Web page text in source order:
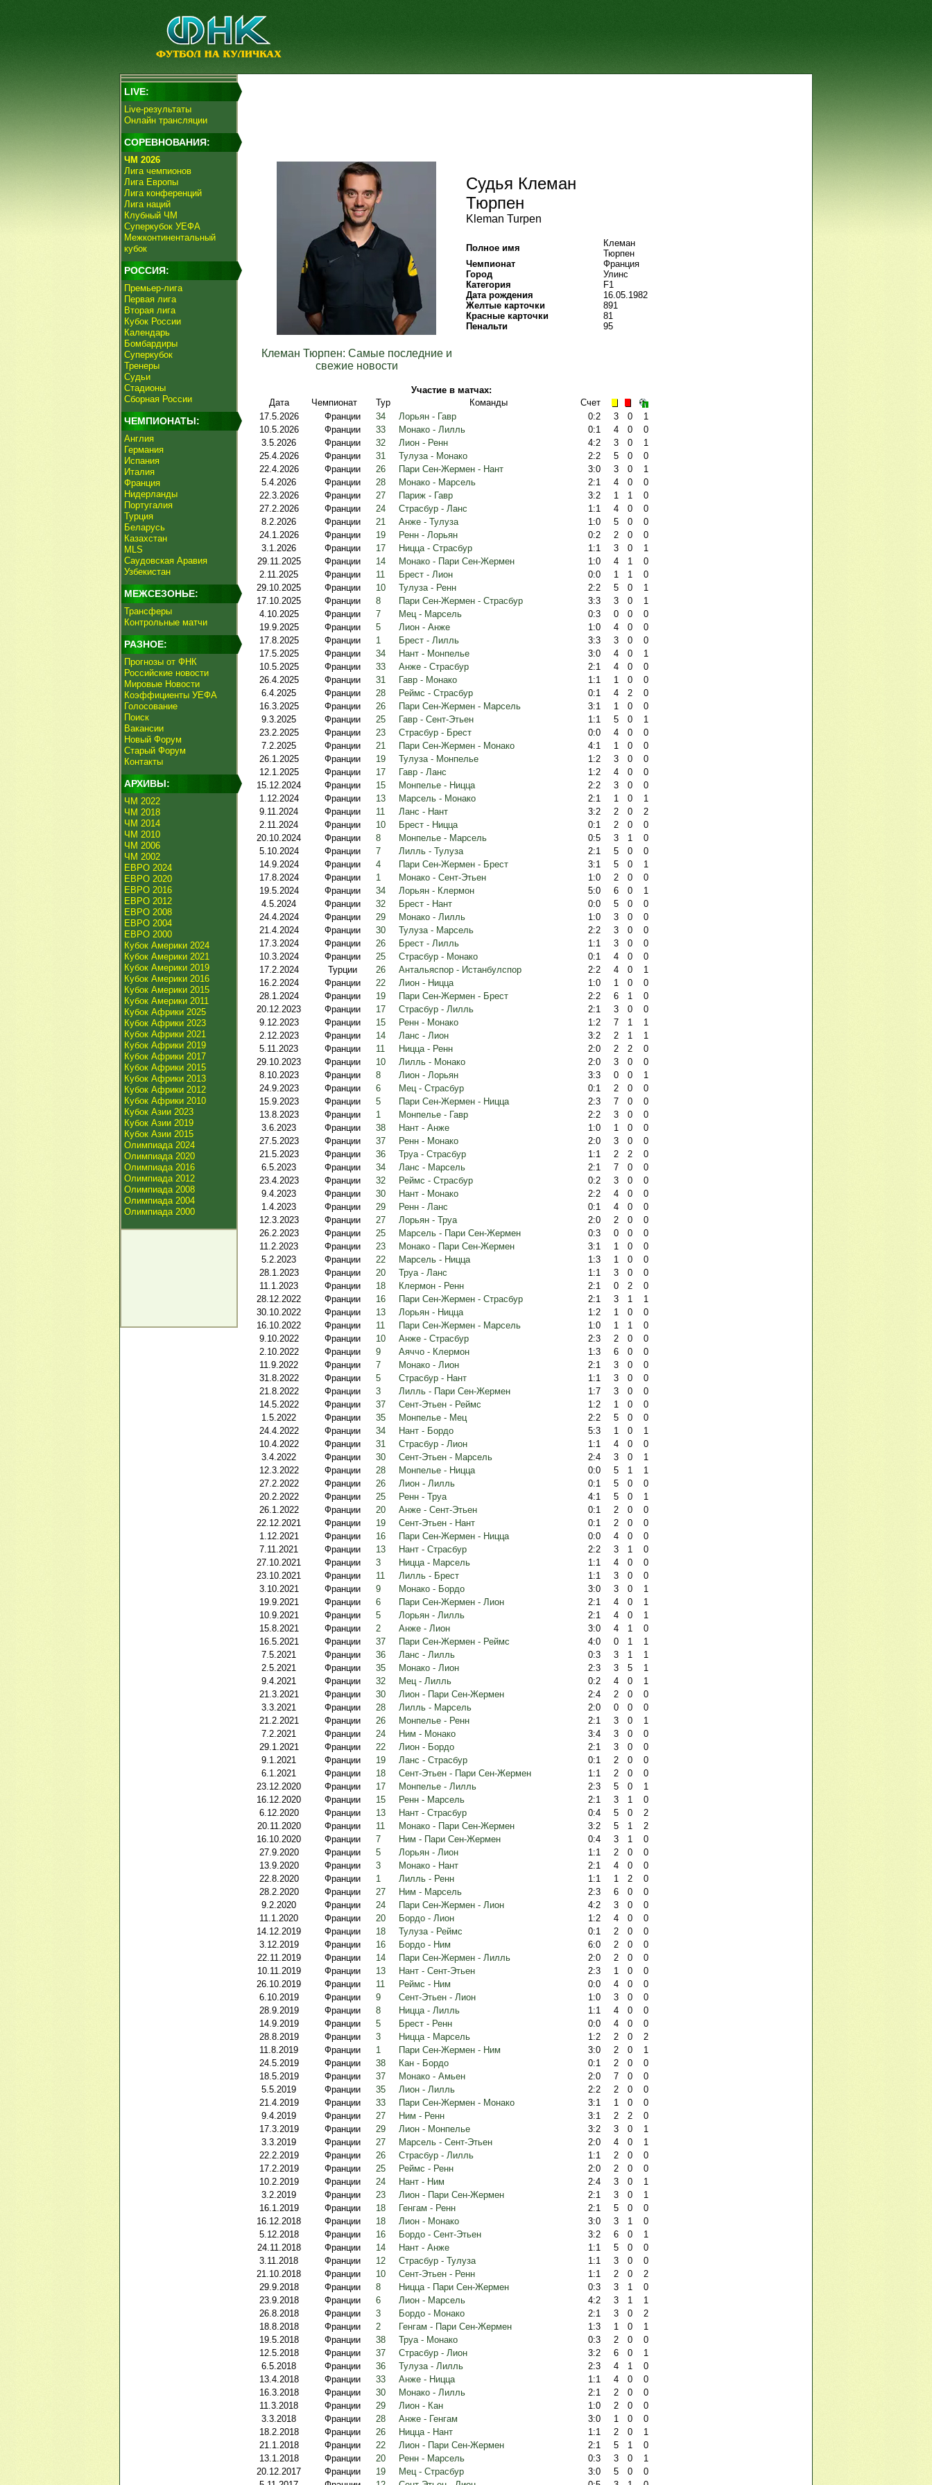
LIVE:
Live-результаты
Онлайн трансляции
СОРЕВНОВАНИЯ:
ЧМ 2026
Лига чемпионов
Лига Европы
Лига конференций
Лига наций
Клубный ЧМ
Суперкубок УЕФА
Межконтинентальный
кубок
РОССИЯ:
Премьер-лига
Первая лига
Вторая лига
Кубок России
Календарь
Бомбардиры
Суперкубок
Тренеры
Судьи
Стадионы
Сборная России
ЧЕМПИОНАТЫ:
Англия
Германия
Испания
Италия
Франция
Нидерланды
Португалия
Турция
Беларусь
Казахстан
MLS
Саудовская Аравия
Узбекистан
МЕЖСЕЗОНЬЕ:
Трансферы
Контрольные матчи
РАЗНОЕ:
Прогнозы от ФНК
Российские новости
Мировые Новости
Коэффициенты УЕФА
Голосование
Поиск
Вакансии
Новый Форум
Старый Форум
Контакты
АРХИВЫ:
ЧМ 2022
ЧМ 2018
ЧМ 2014
ЧМ 2010
ЧМ 2006
ЧМ 2002
ЕВРО 2024
ЕВРО 2020
ЕВРО 2016
ЕВРО 2012
ЕВРО 2008
ЕВРО 2004
ЕВРО 2000
Кубок Америки 2024
Кубок Америки 2021
Кубок Америки 2019
Кубок Америки 2016
Кубок Америки 2015
Кубок Америки 2011
Кубок Африки 2025
Кубок Африки 2023
Кубок Африки 2021
Кубок Африки 2019
Кубок Африки 2017
Кубок Африки 2015
Кубок Африки 2013
Кубок Африки 2012
Кубок Африки 2010
Кубок Азии 2023
Кубок Азии 2019
Кубок Азии 2015
Олимпиада 2024
Олимпиада 2020
Олимпиада 2016
Олимпиада 2012
Олимпиада 2008
Олимпиада 2004
Олимпиада 2000
Клеман Тюрпен: Самые последние и
свежие новости
Судья Клеман
Тюрпен
Kleman Turpen
Полное имя
Клеман
Тюрпен
Чемпионат
Франция
Город
Улинс
Категория
F1
Дата рождения
16.05.1982
Желтые карточки
891
Красные карточки
81
Пенальти
95
Участие в матчах:
Дата
Чемпионат Тур Команды
Счет
17.5.2026
Франции 34 Лорьян - Гавр 0:2 3 0
1
10.5.2026
Франции 33 Монако - Лилль 0:1 4 0
0
3.5.2026
Франции 32 Лион - Ренн 4:2 3 0
1
25.4.2026
Франции 31 Тулуза - Монако 2:2 5 0
0
22.4.2026
Франции 26 Пари Сен-Жермен - Нант 3:0 3 0
1
5.4.2026
Франции 28 Монако - Марсель 2:1 4 0
0
22.3.2026
Франции 27 Париж - Гавр 3:2 1 1
0
27.2.2026
Франции 24 Страсбур - Ланс 1:1 4 0
0
8.2.2026
Франции 21 Анже - Тулуза 1:0 5 0
0
24.1.2026
Франции 19 Ренн - Лорьян 0:2 2 0
0
3.1.2026
Франции 17 Ницца - Страсбур 1:1 3 0
1
29.11.2025
Франции 14 Монако - Пари Сен-Жермен 1:0 4 1
0
2.11.2025
Франции 11 Брест - Лион 0:0 1 1
0
29.10.2025
Франции 10 Тулуза - Ренн 2:2 5 0
1
17.10.2025
Франции 8 Пари Сен-Жермен - Страсбур 3:3 3 0
1
4.10.2025
Франции 7 Мец - Марсель 0:3 0 0
0
19.9.2025
Франции 5 Лион - Анже 1:0 4 0
0
17.8.2025
Франции 1 Брест - Лилль 3:3 3 0
0
17.5.2025
Франции 34 Нант - Монпелье 3:0 4 0
1
10.5.2025
Франции 33 Анже - Страсбур 2:1 4 0
0
26.4.2025
Франции 31 Гавр - Монако 1:1 1 0
0
6.4.2025
Франции 28 Реймс - Страсбур 0:1 4 2
0
16.3.2025
Франции 26 Пари Сен-Жермен - Марсель 3:1 1 0
0
9.3.2025
Франции 25 Гавр - Сент-Этьен 1:1 5 0
1
23.2.2025
Франции 23 Страсбур - Брест 0:0 4 0
0
7.2.2025
Франции 21 Пари Сен-Жермен - Монако 4:1 1 0
0
26.1.2025
Франции 19 Тулуза - Монпелье 1:2 3 0
0
12.1.2025
Франции 17 Гавр - Ланс 1:2 4 0
0
15.12.2024
Франции 15 Монпелье - Ницца 2:2 3 0
0
1.12.2024
Франции 13 Марсель - Монако 2:1 1 0
1
9.11.2024
Франции 11 Ланс - Нант 3:2 2 0
2
2.11.2024
Франции 10 Брест - Ницца 0:1 2 0
0
20.10.2024
Франции 8 Монпелье - Марсель 0:5 3 1
0
5.10.2024
Франции 7 Лилль - Тулуза 2:1 5 0
0
14.9.2024
Франции 4 Пари Сен-Жермен - Брест 3:1 5 0
1
17.8.2024
Франции 1 Монако - Сент-Этьен 1:0 2 0
0
19.5.2024
Франции 34 Лорьян - Клермон 5:0 6 0
1
4.5.2024
Франции 32 Брест - Нант 0:0 5 0
0
24.4.2024
Франции 29 Монако - Лилль 1:0 3 0
0
21.4.2024
Франции 30 Тулуза - Марсель 2:2 3 0
0
17.3.2024
Франции 26 Брест - Лилль 1:1 3 0
0
10.3.2024
Франции 25 Страсбур - Монако 0:1 4 0
0
17.2.2024
Турции 26 Антальяспор - Истанбулспор 2:2 4 0
1
16.2.2024
Франции 22 Лион - Ницца 1:0 1 0
0
28.1.2024
Франции 19 Пари Сен-Жермен - Брест 2:2 6 1
0
20.12.2023
Франции 17 Страсбур - Лилль 2:1 3 0
0
9.12.2023
Франции 15 Ренн - Монако 1:2 7 1
1
2.12.2023
Франции 14 Ланс - Лион 3:2 2 1
1
5.11.2023
Франции 11 Ницца - Ренн 2:0 2 2
0
29.10.2023
Франции 10 Лилль - Монако 2:0 3 0
0
8.10.2023
Франции 8 Лион - Лорьян 3:3 0 0
1
24.9.2023
Франции 6 Мец - Страсбур 0:1 2 0
0
15.9.2023
Франции 5 Пари Сен-Жермен - Ницца 2:3 7 0
0
13.8.2023
Франции 1 Монпелье - Гавр 2:2 3 0
0
3.6.2023
Франции 38 Нант - Анже 1:0 1 0
0
27.5.2023
Франции 37 Ренн - Монако 2:0 3 0
0
21.5.2023
Франции 36 Труа - Страсбур 1:1 2 2
0
6.5.2023
Франции 34 Ланс - Марсель 2:1 7 0
0
23.4.2023
Франции 32 Реймс - Страсбур 0:2 3 0
0
9.4.2023
Франции 30 Нант - Монако 2:2 4 0
0
1.4.2023
Франции 29 Ренн - Ланс 0:1 4 0
0
12.3.2023
Франции 27 Лорьян - Труа 2:0 2 0
0
26.2.2023
Франции 25 Марсель - Пари Сен-Жермен 0:3 0 0
0
11.2.2023
Франции 23 Монако - Пари Сен-Жермен 3:1 1 0
0
5.2.2023
Франции 22 Марсель - Ницца 1:3 1 0
0
28.1.2023
Франции 20 Труа - Ланс 1:1 3 0
0
11.1.2023
Франции 18 Клермон - Ренн 2:1 0 2
0
28.12.2022
Франции 16 Пари Сен-Жермен - Страсбур 2:1 3 1
1
30.10.2022
Франции 13 Лорьян - Ницца 1:2 1 0
0
16.10.2022
Франции 11 Пари Сен-Жермен - Марсель 1:0 1 1
0
9.10.2022
Франции 10 Анже - Страсбур 2:3 2 0
0
2.10.2022
Франции 9 Аяччо - Клермон 1:3 6 0
0
11.9.2022
Франции 7 Монако - Лион 2:1 3 0
0
31.8.2022
Франции 5 Страсбур - Нант 1:1 3 0
0
21.8.2022
Франции 3 Лилль - Пари Сен-Жермен 1:7 3 0
0
14.5.2022
Франции 37 Сент-Этьен - Реймс 1:2 1 0
0
1.5.2022
Франции 35 Монпелье - Мец 2:2 5 0
0
24.4.2022
Франции 34 Нант - Бордо 5:3 1 0
1
10.4.2022
Франции 31 Страсбур - Лион 1:1 4 0
0
3.4.2022
Франции 30 Сент-Этьен - Марсель 2:4 3 0
1
12.3.2022
Франции 28 Монпелье - Ницца 0:0 5 1
1
27.2.2022
Франции 26 Лион - Лилль 0:1 5 0
0
20.2.2022
Франции 25 Ренн - Труа 4:1 5 0
1
26.1.2022
Франции 20 Анже - Сент-Этьен 0:1 2 0
0
22.12.2021
Франции 19 Сент-Этьен - Нант 0:1 2 0
0
1.12.2021
Франции 16 Пари Сен-Жермен - Ницца 0:0 4 0
0
7.11.2021
Франции 13 Нант - Страсбур 2:2 3 1
0
27.10.2021
Франции 3 Ницца - Марсель 1:1 4 0
0
23.10.2021
Франции 11 Лилль - Брест 1:1 3 0
0
3.10.2021
Франции 9 Монако - Бордо 3:0 3 0
1
19.9.2021
Франции 6 Пари Сен-Жермен - Лион 2:1 4 0
1
10.9.2021
Франции 5 Лорьян - Лилль 2:1 4 0
1
15.8.2021
Франции 2 Анже - Лион 3:0 4 1
0
16.5.2021
Франции 37 Пари Сен-Жермен - Реймс 4:0 0 1
1
7.5.2021
Франции 36 Ланс - Лилль 0:3 3 1
1
2.5.2021
Франции 35 Монако - Лион 2:3 3 5
1
9.4.2021
Франции 32 Мец - Лилль 0:2 4 0
1
21.3.2021
Франции 30 Лион - Пари Сен-Жермен 2:4 2 0
0
3.3.2021
Франции 28 Лилль - Марсель 2:0 0 0
0
21.2.2021
Франции 26 Монпелье - Ренн 2:1 3 0
1
7.2.2021
Франции 24 Ним - Монако 3:4 3 0
0
29.1.2021
Франции 22 Лион - Бордо 2:1 3 0
0
9.1.2021
Франции 19 Ланс - Страсбур 0:1 2 0
0
6.1.2021
Франции 18 Сент-Этьен - Пари Сен-Жермен 1:1 2 0
0
23.12.2020
Франции 17 Монпелье - Лилль 2:3 5 0
1
16.12.2020
Франции 15 Ренн - Марсель 2:1 3 1
0
6.12.2020
Франции 13 Нант - Страсбур 0:4 5 0
2
20.11.2020
Франции 11 Монако - Пари Сен-Жермен 3:2 5 1
2
16.10.2020
Франции 7 Ним - Пари Сен-Жермен 0:4 3 1
0
27.9.2020
Франции 5 Лорьян - Лион 1:1 2 0
0
13.9.2020
Франции 3 Монако - Нант 2:1 4 0
0
22.8.2020
Франции 1 Лилль - Ренн 1:1 1 2
0
28.2.2020
Франции 27 Ним - Марсель 2:3 6 0
0
9.2.2020
Франции 24 Пари Сен-Жермен - Лион 4:2 3 0
0
11.1.2020
Франции 20 Бордо - Лион 1:2 4 0
0
14.12.2019
Франции 18 Тулуза - Реймс 0:1 2 0
0
3.12.2019
Франции 16 Бордо - Ним 6:0 2 0
0
22.11.2019
Франции 14 Пари Сен-Жермен - Лилль 2:0 2 0
0
10.11.2019
Франции 13 Нант - Сент-Этьен 2:3 1 0
0
26.10.2019
Франции 11 Реймс - Ним 0:0 4 0
0
6.10.2019
Франции 9 Сент-Этьен - Лион 1:0 3 0
0
28.9.2019
Франции 8 Ницца - Лилль 1:1 4 0
0
14.9.2019
Франции 5 Брест - Ренн 0:0 4 0
0
28.8.2019
Франции 3 Ницца - Марсель 1:2 2 0
2
11.8.2019
Франции 1 Пари Сен-Жермен - Ним 3:0 2 0
1
24.5.2019
Франции 38 Кан - Бордо 0:1 2 0
0
18.5.2019
Франции 37 Монако - Амьен 2:0 7 0
0
5.5.2019
Франции 35 Лион - Лилль 2:2 2 0
0
21.4.2019
Франции 33 Пари Сен-Жермен - Монако 3:1 1 0
0
9.4.2019
Франции 27 Ним - Ренн 3:1 2 2
0
17.3.2019
Франции 29 Лион - Монпелье 3:2 3 0
1
3.3.2019
Франции 27 Марсель - Сент-Этьен 2:0 4 0
1
22.2.2019
Франции 26 Страсбур - Лилль 1:1 2 0
0
17.2.2019
Франции 25 Реймс - Ренн 2:0 2 0
0
10.2.2019
Франции 24 Нант - Ним 2:4 3 0
1
3.2.2019
Франции 23 Лион - Пари Сен-Жермен 2:1 3 0
1
16.1.2019
Франции 18 Генгам - Ренн 2:1 5 0
0
16.12.2018
Франции 18 Лион - Монако 3:0 3 1
0
5.12.2018
Франции 16 Бордо - Сент-Этьен 3:2 6 0
1
24.11.2018
Франции 14 Нант - Анже 1:1 5 0
0
3.11.2018
Франции 12 Страсбур - Тулуза 1:1 3 0
0
21.10.2018
Франции 10 Сент-Этьен - Ренн 1:1 2 0
2
29.9.2018
Франции 8 Ницца - Пари Сен-Жермен 0:3 3 1
0
23.9.2018
Франции 6 Лион - Марсель 4:2 3 1
1
26.8.2018
Франции 3 Бордо - Монако 2:1 3 0
2
18.8.2018
Франции 2 Генгам - Пари Сен-Жермен 1:3 1 0
1
19.5.2018
Франции 38 Труа - Монако 0:3 2 0
0
12.5.2018
Франции 37 Страсбур - Лион 3:2 6 0
1
6.5.2018
Франции 36 Тулуза - Лилль 2:3 4 1
0
13.4.2018
Франции 33 Анже - Ницца 1:1 4 0
0
16.3.2018
Франции 30 Монако - Лилль 2:1 2 0
0
11.3.2018
Франции 29 Лион - Кан 1:0 2 0
0
3.3.2018
Франции 28 Анже - Генгам 3:0 1 0
0
18.2.2018
Франции 26 Ницца - Нант 1:1 2 0
1
21.1.2018
Франции 22 Лион - Пари Сен-Жермен 2:1 5 1
0
13.1.2018
Франции 20 Ренн - Марсель 0:3 3 0
1
20.12.2017
Франции 19 Мец - Страсбур 3:0 5 0
0